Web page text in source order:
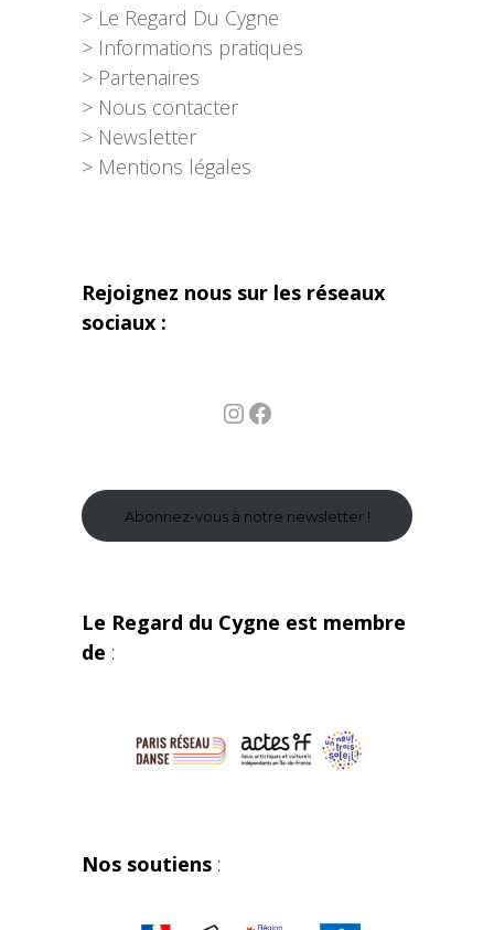
> Le Regard Du Cygne
> Informations pratiques
> Partenaires
> Nous contacter
> Newsletter
> Mentions légales
Rejoignez nous sur les réseaux
sociaux :
InstagramFacebook
Abonnez-vous à notre newsletter !
Le Regard du Cygne est membre
de :
Nos soutiens :